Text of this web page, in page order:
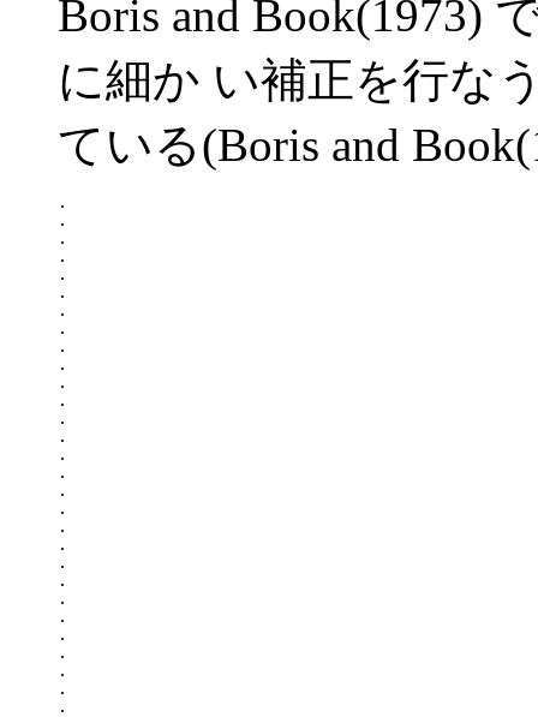
Boris and Book(1973)
に細か い補正を行な
ている(Boris and
.
.
.
.
.
.
.
.
.
.
.
.
.
.
.
.
.
.
.
.
.
.
.
.
.
.
.
.
.